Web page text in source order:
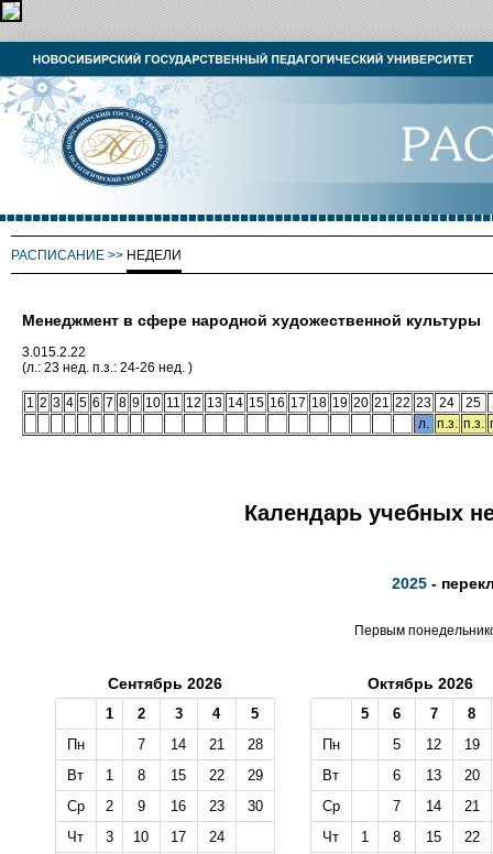
РАСПИСАНИЕ >> НЕДЕЛИ
Менеджмент в сфере народной художественной культуры
3.015.2.22
(л.: 23 нед. п.з.: 24-26 нед. )
1 2 3 4 5 6 7 8 9 10 11 12 13 14 15 16 17 18 19 20 21 22 23 24 25
л. п.з. п.з.
Календарь учебных
2025 -
Первым
Сентябрь 2026
1 2 3 4
5
Пн
7 14 21
28
Вт
1 8 15 22
29
Ср
2 9 16 23
30
Чт
3 10 17
24
Октябрь 2026
5 6 7
8
Пн
5 12
19
Вт
6 13
20
Ср
7 14
21
Чт
1 8 15
22